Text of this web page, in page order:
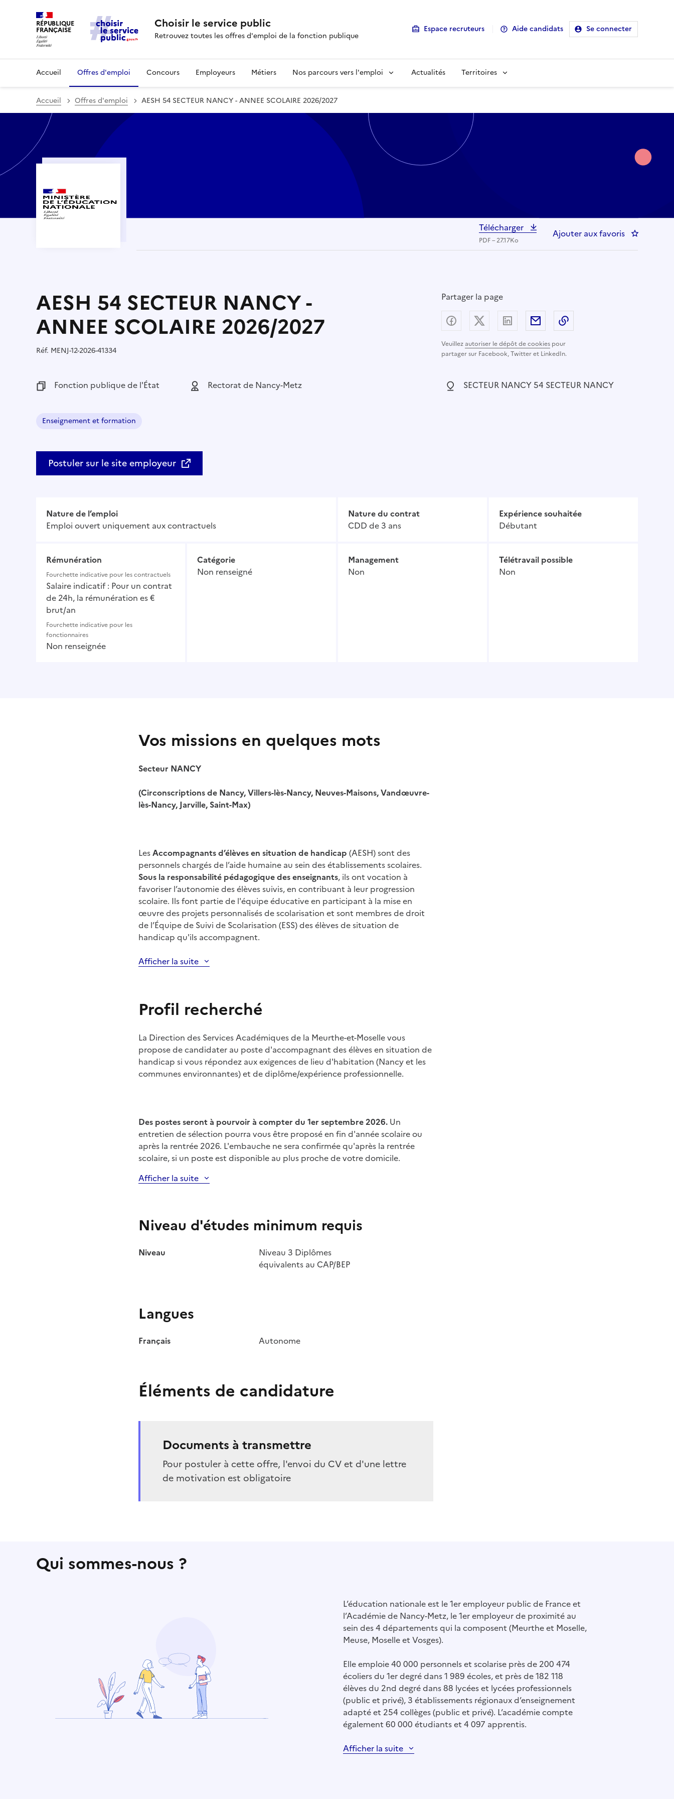
RÉPUBLIQUE
FRANÇAISE Choisir le service public
Retrouvez toutes les offres d'emploi de la fonction publique
Espace recruteurs Aide candidats Se connecter
Accueil Offres d'emploi Concours Employeurs Métiers Nos parcours vers l'emploi Actualités Territoires
Accueil Offres d'emploi AESH 54 SECTEUR NANCY - ANNEE SCOLAIRE 2026/2027
Télécharger
PDF – 27.17Ko
Ajouter aux favoris : AESH 54
AESH 54 SECTEUR NANCY -
ANNEE SCOLAIRE 2026/2027
Partager la page
Veuillezautoriser le dépôt de cookies pour
partager sur Facebook, Twitter et LinkedIn.
Partager sur Facebook
Partager sur X (anciennement Twitter) -
Partager sur LinkedIn
Partager par email
Réf. Référence :
MENJ-12-2026-41334
Fonction publique :
Fonction publique de l'État Employeur :
Rectorat de Nancy-Metz Localisation :
SECTEUR NANCY 54 SECTEUR NANCY
Enseignement et formation
Postuler sur le site employeur
Nature de l’emploi
Emploi ouvert uniquement aux contractuels
Nature du contrat
CDD de 3 ans
Expérience souhaitée
Débutant
Rémunération
Fourchette indicative pour les contractuels
Salaire indicatif : Pour un contrat
de 24h, la rémunération es €
brut/an
Fourchette indicative pour les
fonctionnaires
Non renseignée
Catégorie
Non renseigné
Management
Non
Télétravail possible
Non
Vos missions en quelques mots
Secteur NANCY
(Circonscriptions de Nancy, Villers-lès-Nancy, Neuves-Maisons, Vandœuvre-
lès-Nancy, Jarville, Saint-Max)
LesAccompagnants d’élèves en situation de handicap (AESH) sont des
personnels chargés de l’aide humaine au sein des établissements scolaires.
Sous la responsabilité pédagogique des enseignants, ils ont vocation à
favoriser l’autonomie des élèves suivis, en contribuant à leur progression
scolaire. Ils font partie de l'équipe éducative en participant à la mise en
œuvre des projets personnalisés de scolarisation et sont membres de droit
de l’Équipe de Suivi de Scolarisation (ESS) des élèves de situation de
handicap qu'ils accompagnent.
Afficher la suite
Profil recherché
La Direction des Services Académiques de la Meurthe-et-Moselle vous
propose de candidater au poste d'accompagnant des élèves en situation de
handicap si vous répondez aux exigences de lieu d'habitation (Nancy et les
communes environnantes) et de diplôme/expérience professionnelle.
Des postes seront à pourvoir à compter du 1er septembre 2026. Un
entretien de sélection pourra vous être proposé en fin d'année scolaire ou
après la rentrée 2026. L'embauche ne sera confirmée qu'après la rentrée
scolaire, si un poste est disponible au plus proche de votre domicile.
Afficher la suite
Niveau d'études minimum requis
Niveau
Niveau 3 Diplômes
équivalents au CAP/BEP
Langues
Français Autonome
Éléments de candidature
Documents à transmettre
Pour postuler à cette offre, l'envoi du CV et d'une lettre
de motivation est obligatoire
Qui sommes-nous ?
L’éducation nationale est le 1er employeur public de France et
l’Académie de Nancy-Metz, le 1er employeur de proximité au
sein des 4 départements qui la composent (Meurthe et Moselle,
Meuse, Moselle et Vosges).
Elle emploie 40 000 personnels et scolarise près de 200 474
écoliers du 1er degré dans 1 989 écoles, et près de 182 118
élèves du 2nd degré dans 88 lycées et lycées professionnels
(public et privé), 3 établissements régionaux d’enseignement
adapté et 254 collèges (public et privé). L’académie compte
également 60 000 étudiants et 4 097 apprentis.
Afficher la suite